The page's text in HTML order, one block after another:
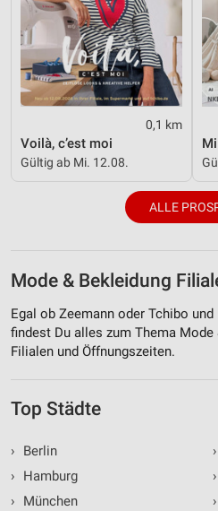
0,1 km
Voilà, c’est moi
Gültig ab Mi. 12.08.
ALLE
Mode & Bekleidung
Egal ob Zeemann oder Tchibo
findest Du alles zum Thema Mode
Filialen und Öffnungszeiten.
Top Städte
›
Berlin
›
Hamburg
›
München
›
›
›